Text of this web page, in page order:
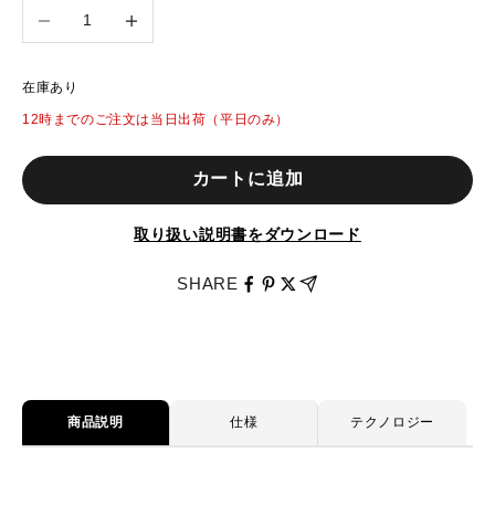
数量を減らす
在庫あり
12時までのご注文は当日出荷（平日のみ）
カートに追加
取り扱い説明書をダウンロード
SHARE
商品説明 仕様 テクノロジー